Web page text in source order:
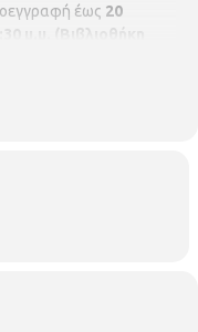
έως 20
μ.μ.
(Βιβλιοθήκη